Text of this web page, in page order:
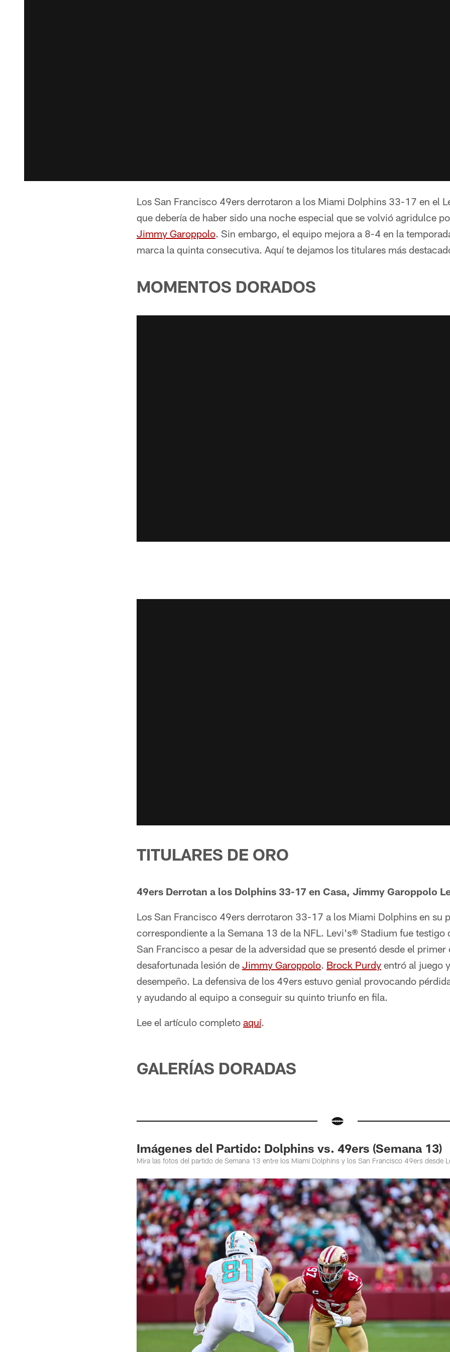
Los San Francisco 49ers derrotaron a los Miami Dolphins 33-17 en el
que debería de haber sido una noche especial que se volvió agridulce
Jimmy Garoppolo. Sin embargo, el equipo mejora a 8-4 en la
marca la quinta consecutiva. Aquí te dejamos los titulares más
MOMENTOS DORADOS
TITULARES DE ORO
49ers Derrotan a los Dolphins 33-17 en Casa, Jimmy Garoppolo
Los San Francisco 49ers derrotaron 33-17 a los Miami Dolphins en su
correspondiente a la Semana 13 de la NFL. Levi's® Stadium fue testigo
San Francisco a pesar de la adversidad que se presentó desde el
desafortunada lesión de Jimmy Garoppolo. Brock Purdy entró al juego
desempeño. La defensiva de los 49ers estuvo genial provocando
y ayudando al equipo a conseguir su quinto triunfo en fila.
Lee el artículo completo aquí.
GALERÍAS DORADAS
Imágenes del Partido: Dolphins vs. 49ers (Semana 13)
Mira las fotos del partido de Semana 13 entre los Miami Dolphins y los San Francisco 49ers desde